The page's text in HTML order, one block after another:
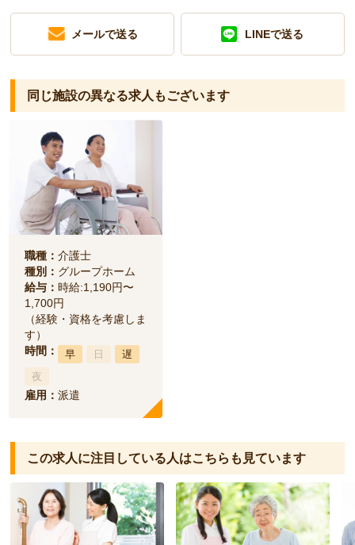
メールで送る LINEで送る
同じ施設の異なる求人もございます
職種： 介護士
種別： グループホーム
給与： 時給:1,190円〜
1,700円
（経験・資格を考慮しま
す）
時間：
早 日
遅
夜
雇用： 派遣
この求人に注目している人はこちらも見ています